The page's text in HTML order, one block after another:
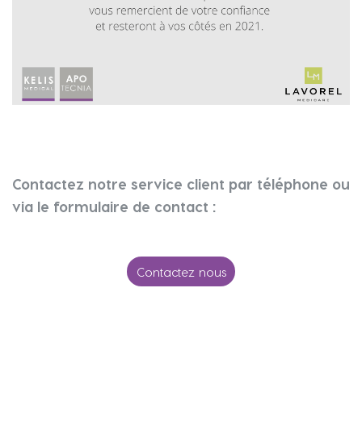
Contactez notre service client par téléphone ou
via le formulaire de contact :
Contactez nous